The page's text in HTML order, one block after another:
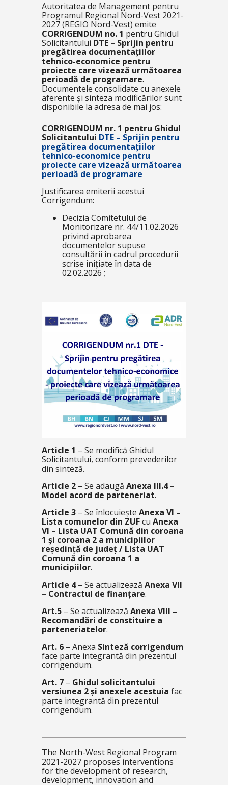
Autoritatea de Management pentru
Programul Regional Nord-Vest 2021-
2027 (REGIO Nord-Vest) emite
CORRIGENDUM no. 1 pentru Ghidul
Solicitantului DTE – Sprijin pentru
pregătirea documentațiilor
tehnico-economice pentru
proiecte care vizează următoarea
perioadă de programare.
Documentele consolidate cu anexele
aferente și sinteza modificărilor sunt
disponibile la adresa de mai jos:
CORRIGENDUM nr. 1 pentru Ghidul
Solicitantului DTE – Sprijin pentru
pregătirea documentațiilor
tehnico-economice pentru
proiecte care vizează următoarea
perioadă de programare
Justificarea emiterii acestui
Corrigendum:
Decizia Comitetului de
Monitorizare nr. 44/11.02.2026
privind aprobarea
documentelor supuse
consultării în cadrul procedurii
scrise inițiate în data de
02.02.2026 ;
Article 1 – Se modifică Ghidul
Solicitantului, conform prevederilor
din sinteză.
Article 2 – Se adaugă Anexa III.4 –
Model acord de parteneriat.
Article 3 – Se înlocuiește Anexa VI –
Lista comunelor din ZUFcu Anexa
VI – Lista UAT Comună din coroana
1 și coroana 2 a municipiilor
reședință de județ / Lista UAT
Comună din coroana 1 a
municipiilor.
Article 4– Se actualizează Anexa VII
– Contractul de finanțare.
Art.5 – Se actualizează Anexa VIII –
Recomandări de constituire a
parteneriatelor.
Art. 6 – Anexa Sinteză corrigendum
face parte integrantă din prezentul
corrigendum.
Art. 7 – Ghidul solicitantului
versiunea 2 și anexele acestuia fac
parte integrantă din prezentul
corrigendum.
The North-West Regional Program
2021-2027 proposes interventions
for the development of research,
development, innovation and